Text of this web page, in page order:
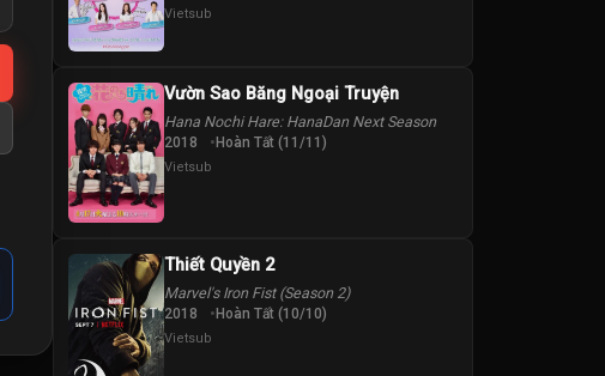
Vietsub
Vườn Sao Băng Ngoại Truyện
Hana Nochi Hare: HanaDan Next Season
2018 Hoàn Tất (11/11)
Vietsub
Thiết Quyền 2
Marvel's Iron Fist (Season 2)
2018 Hoàn Tất (10/10)
Vietsub